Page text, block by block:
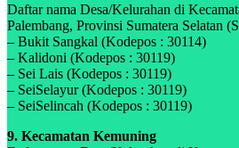
Daftar nama Desa/Kelurahan di
Palembang, Provinsi Sumatera Selatan
– Bukit Sangkal (Kodepos : 30114)
– Kalidoni (Kodepos : 30119)
– Sei Lais (Kodepos : 30119)
– SeiSelayur (Kodepos : 30119)
– SeiSelincah (Kodepos : 30119)
9. Kecamatan Kemuning